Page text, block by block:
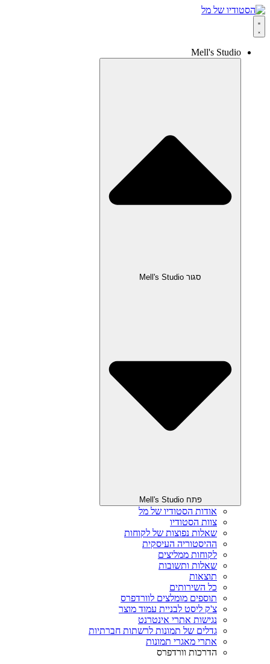
Mell's Studio
סגור Mell's Studio
פתח Mell's Studio
אודות הסטודיו של מל
צוות הסטודיו
שאלות נפוצות של לקוחות
ההיסטוריה העיסקית
לקוחות ממליצים
שאלות ותשובות
תוצאות
כל השירותים
תוספים מומלצים לוורדפרס
צ'ק ליסט לבניית עמוד מוצר
נגישות אתרי אינטרנט
גדלים של תמונות לרשתות חברתיות
אתרי מאגרי תמונות
הדרכות וורדפרס